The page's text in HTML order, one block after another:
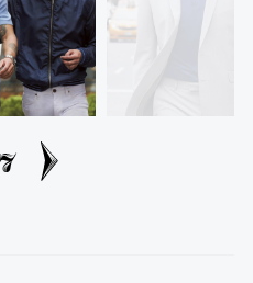
7